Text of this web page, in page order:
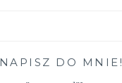
NAPISZ DO MNIE!